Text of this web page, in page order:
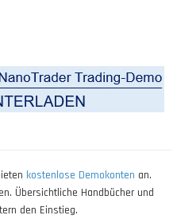
kostenlose Demokonten an.
Übersichtliche Handbücher und
den Einstieg.